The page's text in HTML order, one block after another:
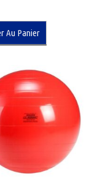
Au Panier